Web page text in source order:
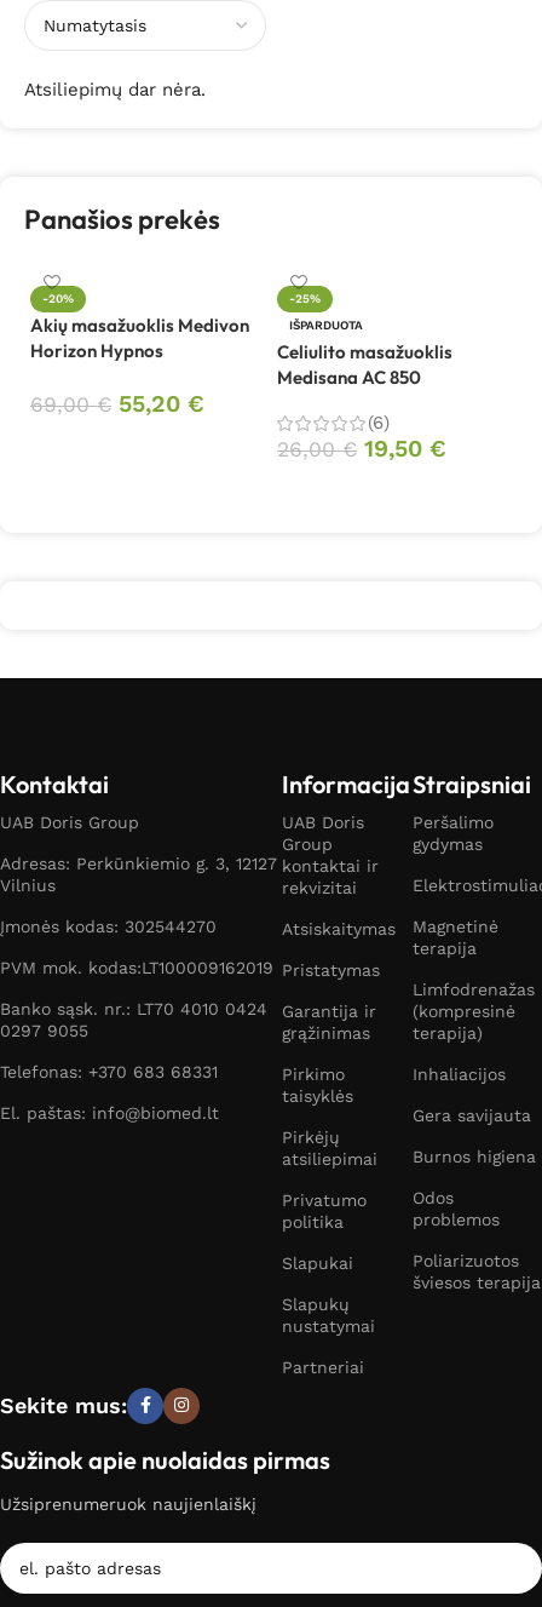
Atsiliepimų dar nėra.
Panašios prekės
-20%
Akių masažuoklis Medivon
Horizon Hypnos
69,00€ 55,20 €
-25%
IŠPARDUOTA
Celiulito masažuoklis
Medisana AC 850
(6)
26,00€ 19,50 €
Kontaktai
UAB Doris Group
Adresas: Perkūnkiemio g. 3, 12127
Vilnius
Įmonės kodas: 302544270
PVM mok. kodas:LT100009162019
Banko sąsk. nr.: LT70 4010 0424
0297 9055
Telefonas: +370 683 68331
El. paštas: info@biomed.lt
Informacija
UAB Doris
Group
kontaktai ir
rekvizitai
Atsiskaitymas
Pristatymas
Garantija ir
grąžinimas
Pirkimo
taisyklės
Pirkėjų
atsiliepimai
Privatumo
politika
Slapukai
Slapukų
nustatymai
Partneriai
Straipsniai
Peršalimo
gydymas
Magnetinė
terapija
Limfodrenažas
(kompresinė
terapija)
Inhaliacijos
Gera savijauta
Burnos higiena
Odos
problemos
Poliarizuotos
šviesos terapija
Sekite mus:
Sužinok apie nuolaidas pirmas
Užsiprenumeruok naujienlaiškį